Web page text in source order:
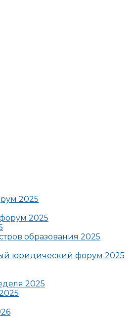
2025
2025
образования 2025
юридический форум 2025
2025